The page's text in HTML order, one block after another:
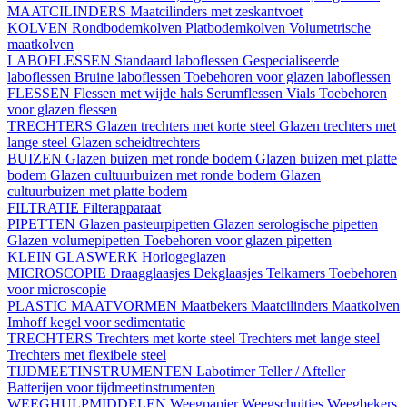
MAATCILINDERS Maatcilinders met zeskantvoet
KOLVEN Rondbodemkolven Platbodemkolven Volumetrische
maatkolven
LABOFLESSEN Standaard laboflessen Gespecialiseerde
laboflessen Bruine laboflessen Toebehoren voor glazen laboflessen
FLESSEN Flessen met wijde hals Serumflessen Vials Toebehoren
voor glazen flessen
TRECHTERS Glazen trechters met korte steel Glazen trechters met
lange steel Glazen scheidtrechters
BUIZEN Glazen buizen met ronde bodem Glazen buizen met platte
bodem Glazen cultuurbuizen met ronde bodem Glazen
cultuurbuizen met platte bodem
FILTRATIE Filterapparaat
PIPETTEN Glazen pasteurpipetten Glazen serologische pipetten
Glazen volumepipetten Toebehoren voor glazen pipetten
KLEIN GLASWERK Horlogeglazen
MICROSCOPIE Draagglaasjes Dekglaasjes Telkamers Toebehoren
voor microscopie
PLASTIC MAATVORMEN Maatbekers Maatcilinders Maatkolven
Imhoff kegel voor sedimentatie
TRECHTERS Trechters met korte steel Trechters met lange steel
Trechters met flexibele steel
TIJDMEETINSTRUMENTEN LabotimerTeller / Afteller
Batterijen voor tijdmeetinstrumenten